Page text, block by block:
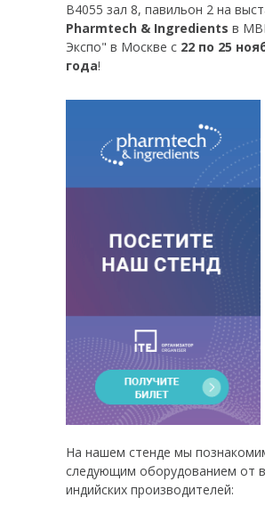
B4055 зал 8, павильон 2 на
Pharmtech & Ingredients в
Экспо" в Москве с 22 по 25
года!
На нашем стенде мы
следующим оборудованием от
индийских производителей: